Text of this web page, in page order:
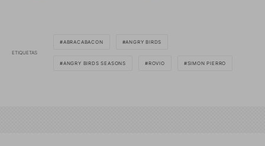
ETIQUETAS
ABRACABACON ANGRY BIRDS
ANGRY BIRDS SEASONS ROVIO SIMON PIERRO